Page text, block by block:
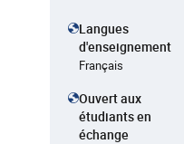
Langues
d'enseignement
Français
Ouvert aux
étudiants en
échange